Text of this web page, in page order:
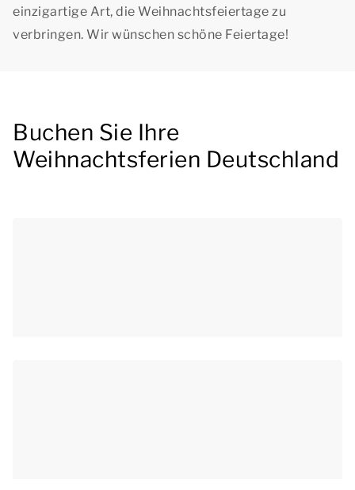
einzigartige Art, die Weihnachtsfeiertage zu
verbringen. Wir wünschen schöne Feiertage!
Buchen Sie Ihre
Weihnachtsferien Deutschland